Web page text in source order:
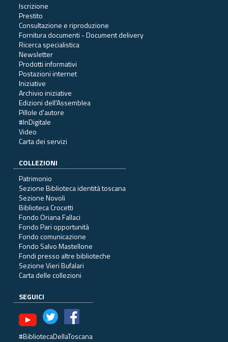
Iscrizione
Prestito
Consultazione e riproduzione
Fornitura documenti - Document delivery
Ricerca specialistica
Newsletter
Prodotti informativi
Postazioni internet
Iniziative
Archivio iniziative
Edizioni dell'Assemblea
Pillole d'autore
#InDigitale
Video
Carta dei servizi
COLLEZIONI
Patrimonio
Sezione Biblioteca identità toscana
Sezione Novoli
Biblioteca Crocetti
Fondo Oriana Fallaci
Fondo Pari opportunità
Fondo comunicazione
Fondo Salvo Mastellone
Fondi presso altre biblioteche
Sezione Vieri Bufalari
Carta delle collezioni
SEGUICI
#BibliotecaDellaToscana